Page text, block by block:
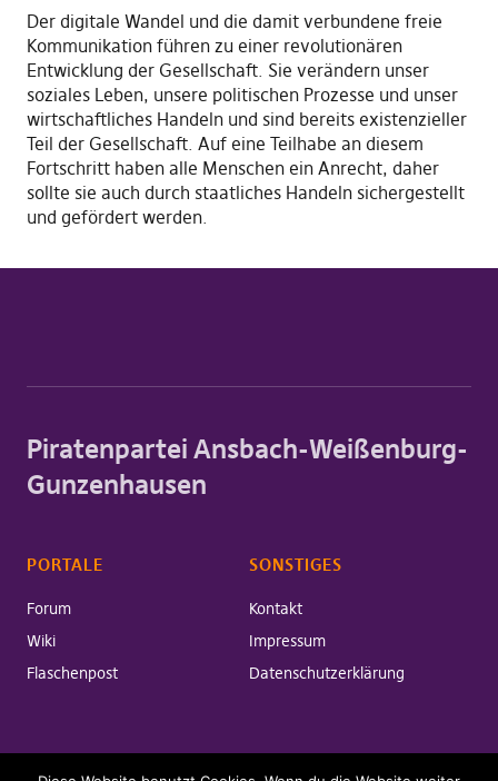
Der digitale Wandel und die damit verbundene freie
Kommunikation führen zu einer revolutionären
Entwicklung der Gesellschaft. Sie verändern unser
soziales Leben, unsere politischen Prozesse und unser
wirtschaftliches Handeln und sind bereits existenzieller
Teil der Gesellschaft. Auf eine Teilhabe an diesem
Fortschritt haben alle Menschen ein Anrecht, daher
sollte sie auch durch staatliches Handeln sichergestellt
und gefördert werden.
Piratenpartei Ansbach-Weißenburg-
Gunzenhausen
PORTALE
Forum
Wiki
Flaschenpost
SONSTIGES
Kontakt
Impressum
Datenschutzerklärung